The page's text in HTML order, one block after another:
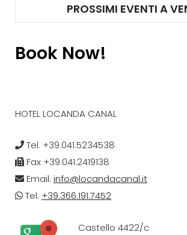
PROSSIMI EVENTI A
Book Now!
HOTEL LOCANDA CANAL
Tel. +39.041.5234538
Fax +39.041.2419138
Email: info@locandacanal.it
Tel. +39.366.191.7452
Castello 4422/c